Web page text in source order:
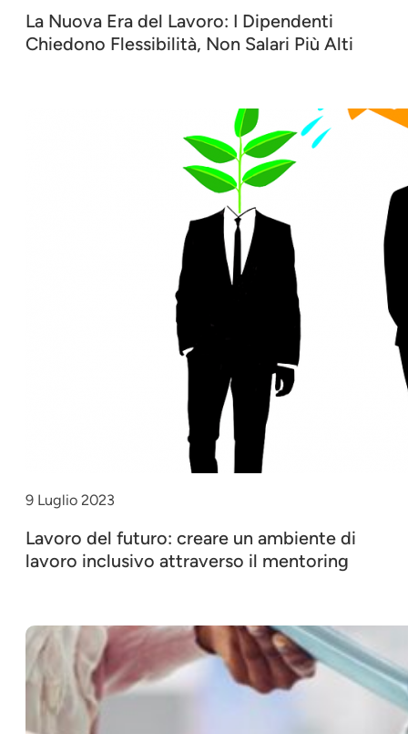
La Nuova Era del Lavoro: I Dipendenti
Chiedono Flessibilità, Non Salari Più Alti
9 Luglio 2023
Lavoro del futuro: creare un ambiente di
lavoro inclusivo attraverso il mentoring